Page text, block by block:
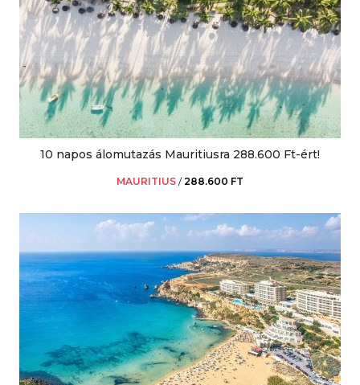
10 napos álomutazás Mauritiusra 288.600 Ft-ért!
MAURITIUS /288.600 FT